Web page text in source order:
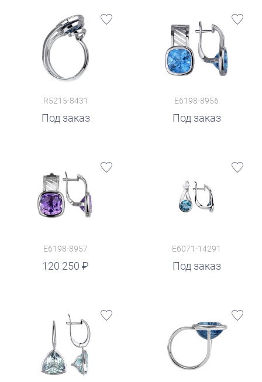
R5215-8431
Под заказ
E6198-8956
Под заказ
E6198-8957
120 250
E6071-14291
Под заказ